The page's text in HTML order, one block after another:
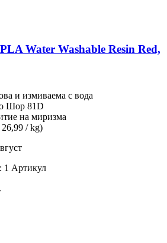
Water Washable Resin Red,
и измиваема с вода
Шор 81D
на миризма
26,99 / kg)
1 Артикул